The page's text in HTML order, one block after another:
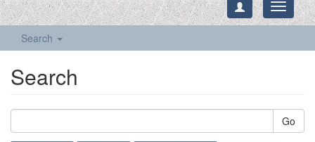
Toggle
Search
Search
Go